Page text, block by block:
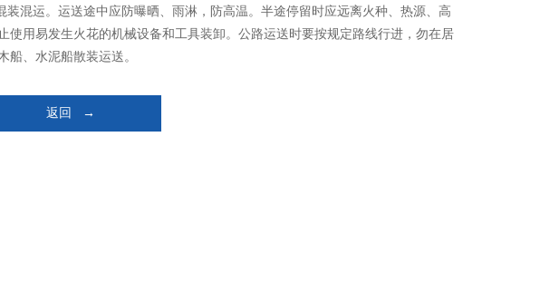
混运。运送途中应防曝晒、雨淋，防高温。半途停留时应远离火种、热源、高
用易发生火花的机械设备和工具装卸。公路运送时要按规定路线行进，勿在居
船、水泥船散装运送。
返回 →